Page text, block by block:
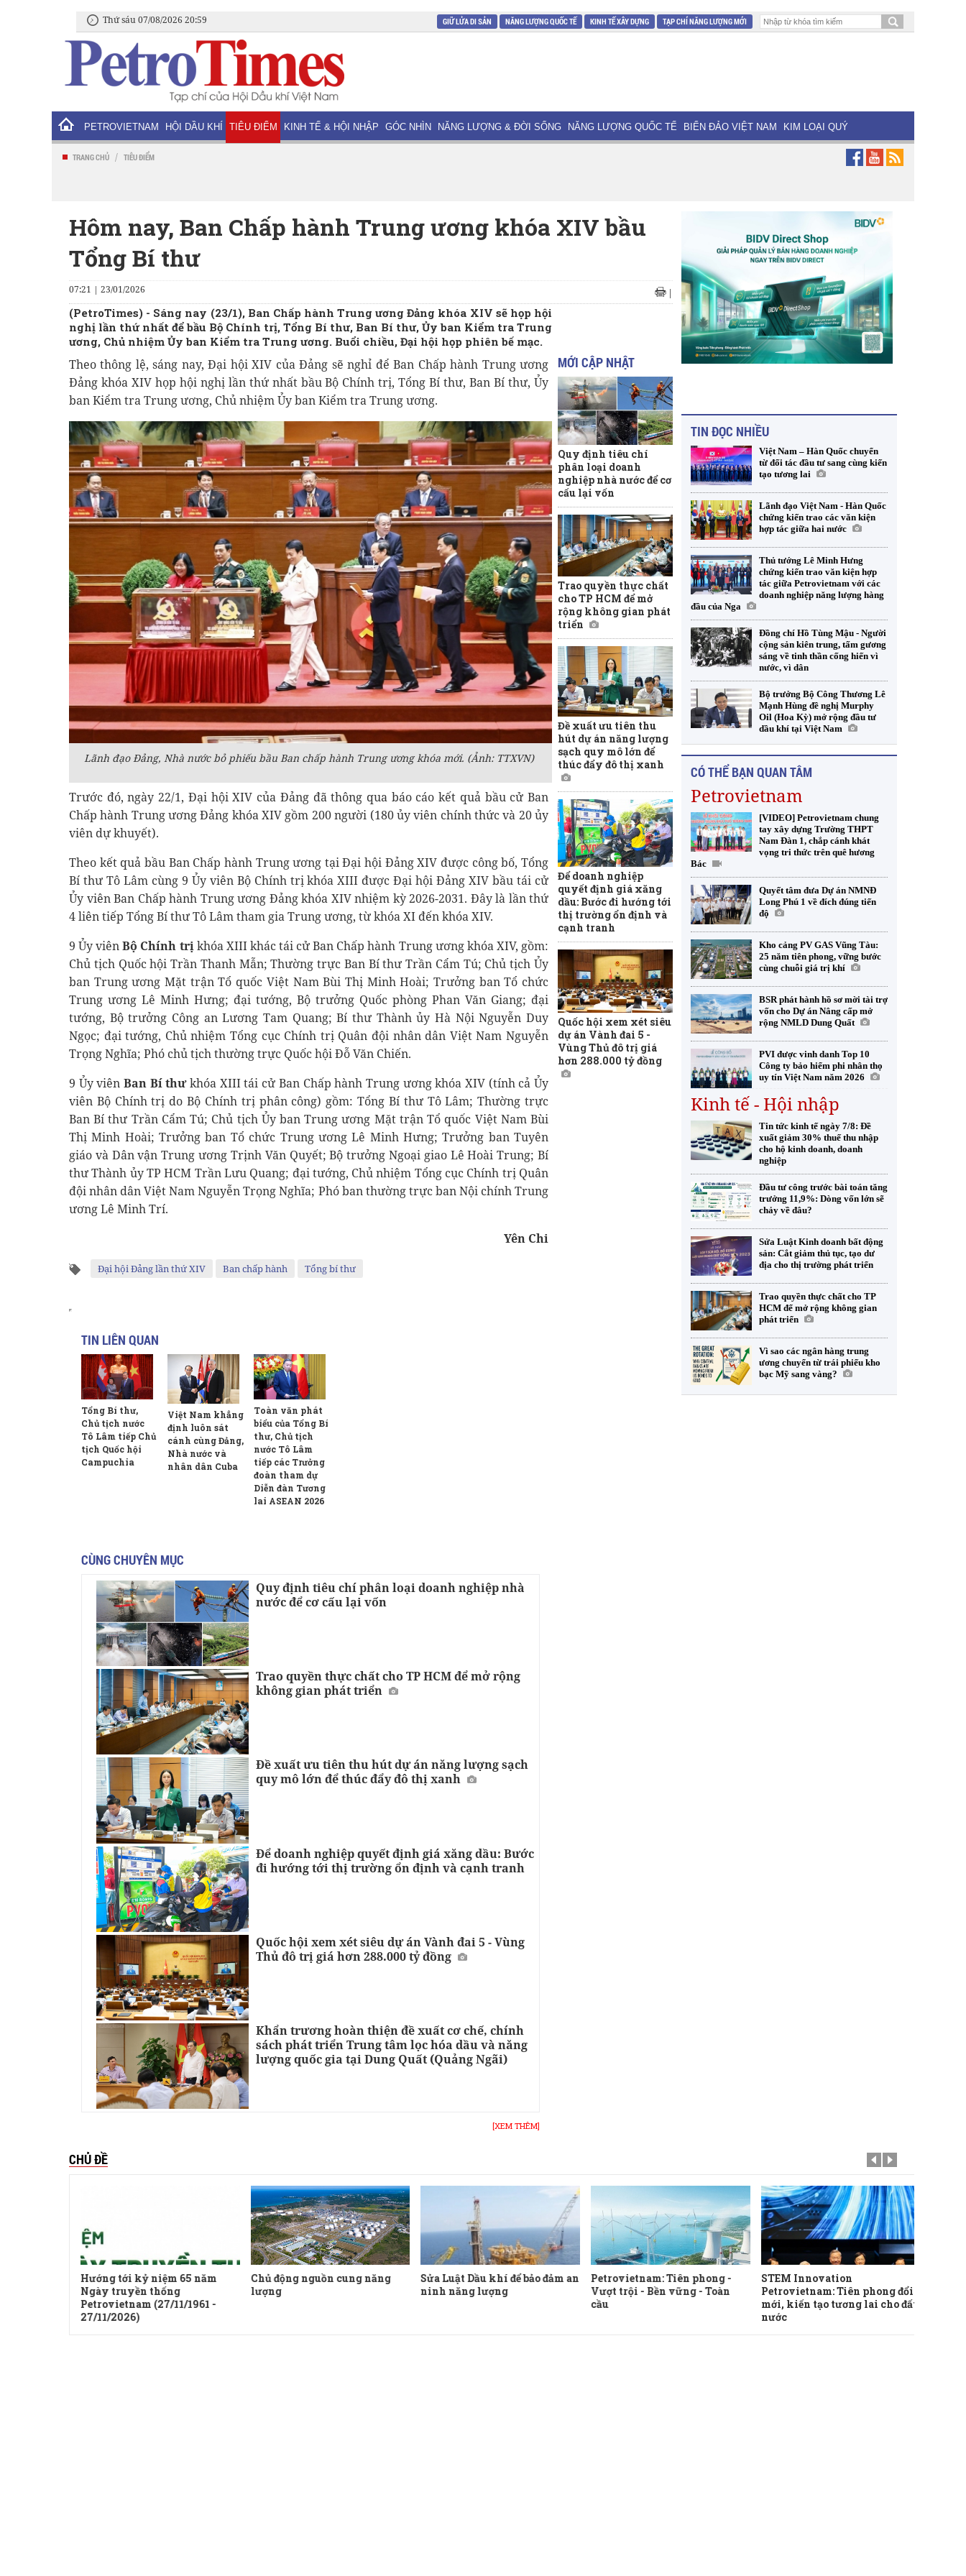
Thứ sáu 07/08/2026 20:59 GIỮ LỬA DI SẢN NĂNG LƯỢNG QUỐC TẾ KINH TẾ XÂY DỰNG TẠP CHÍ NĂNG LƯỢNG MỚI
PETROVIETNAM HỘI DẦU KHÍ TIÊU ĐIỂM KINH TẾ & HỘI NHẬP GÓC NHÌN NĂNG LƯỢNG & ĐỜI SỐNG NĂNG LƯỢNG QUỐC TẾ BIỂN ĐẢO VIỆT NAM KIM LOẠI QUÝ
TRANG CHỦ / TIÊU ĐIỂM
Hôm nay, Ban Chấp hành Trung ương khóa XIV bầu
Tổng Bí thư
07:21 | 23/01/2026 |
(PetroTimes) - Sáng nay (23/1), Ban Chấp hành Trung ương Đảng khóa XIV sẽ họp hội
nghị lần thứ nhất để bầu Bộ Chính trị, Tổng Bí thư, Ban Bí thư, Ủy ban Kiểm tra Trung
ương, Chủ nhiệm Ủy ban Kiểm tra Trung ương. Buổi chiều, Đại hội họp phiên bế mạc.
Theo thông lệ, sáng nay, Đại hội XIV của Đảng sẽ nghỉ để Ban Chấp hành Trung ương
Đảng khóa XIV họp hội nghị lần thứ nhất bầu Bộ Chính trị, Tổng Bí thư, Ban Bí thư, Ủy
ban Kiểm tra Trung ương, Chủ nhiệm Ủy ban Kiểm tra Trung ương.
Lãnh đạo Đảng, Nhà nước bỏ phiếu bầu Ban chấp hành Trung ương khóa mới. (Ảnh: TTXVN)
Trước đó, ngày 22/1, Đại hội XIV của Đảng đã thông qua báo cáo kết quả bầu cử Ban
Chấp hành Trung ương Đảng khóa XIV gồm 200 người (180 ủy viên chính thức và 20 ủy
viên dự khuyết).
Theo kết quả bầu Ban Chấp hành Trung ương tại Đại hội Đảng XIV được công bố, Tổng
Bí thư Tô Lâm cùng 9 Ủy viên Bộ Chính trị khóa XIII được Đại hội Đảng XIV bầu tái cử
Ủy viên Ban Chấp hành Trung ương Đảng khóa XIV nhiệm kỳ 2026-2031. Đây là lần thứ
4 liên tiếp Tổng Bí thư Tô Lâm tham gia Trung ương, từ khóa XI đến khóa XIV.
9 Ủy viênBộ Chính trịkhóa XIII khác tái cử Ban Chấp hành Trung ương khóa XIV, gồm:
Chủ tịch Quốc hội Trần Thanh Mẫn; Thường trực Ban Bí thư Trần Cẩm Tú; Chủ tịch Ủy
ban Trung ương Mặt trận Tổ quốc Việt Nam Bùi Thị Minh Hoài; Trưởng ban Tổ chức
Trung ương Lê Minh Hưng; đại tướng, Bộ trưởng Quốc phòng Phan Văn Giang; đại
tướng, Bộ trưởng Công an Lương Tam Quang; Bí thư Thành ủy Hà Nội Nguyễn Duy
Ngọc; đại tướng, Chủ nhiệm Tổng cục Chính trị Quân đội nhân dân Việt Nam Nguyễn
Trọng Nghĩa; Phó chủ tịch thường trực Quốc hội Đỗ Văn Chiến.
9 Ủy viênBan Bí thưkhóa XIII tái cử Ban Chấp hành Trung ương khóa XIV (tính cả Ủy
viên Bộ Chính trị do Bộ Chính trị phân công) gồm: Tổng Bí thư Tô Lâm; Thường trực
Ban Bí thư Trần Cẩm Tú; Chủ tịch Ủy ban Trung ương Mặt trận Tổ quốc Việt Nam Bùi
Thị Minh Hoài; Trưởng ban Tổ chức Trung ương Lê Minh Hưng; Trưởng ban Tuyên
giáo và Dân vận Trung ương Trịnh Văn Quyết; Bộ trưởng Ngoại giao Lê Hoài Trung; Bí
thư Thành ủy TP HCM Trần Lưu Quang; đại tướng, Chủ nhiệm Tổng cục Chính trị Quân
đội nhân dân Việt Nam Nguyễn Trọng Nghĩa; Phó ban thường trực ban Nội chính Trung
ương Lê Minh Trí.
Yên Chi
Đại hội Đảng lần thứ XIV Ban chấp hành Tổng bí thư
TIN LIÊN QUAN
Tổng Bí thư,
Chủ tịch nước
Tô Lâm tiếp Chủ
tịch Quốc hội
Campuchia
Việt Nam khẳng
định luôn sát
cánh cùng Đảng,
Nhà nước và
nhân dân Cuba
Toàn văn phát
biểu của Tổng Bí
thư, Chủ tịch
nước Tô Lâm
tiếp các Trưởng
đoàn tham dự
Diễn đàn Tương
lai ASEAN 2026
CÙNG CHUYÊN MỤC
Quy định tiêu chí phân loại doanh nghiệp nhà
nước để cơ cấu lại vốn
Trao quyền thực chất cho TP HCM để mở rộng
không gian phát triển
Đề xuất ưu tiên thu hút dự án năng lượng sạch
quy mô lớn để thúc đẩy đô thị xanh
Để doanh nghiệp quyết định giá xăng dầu: Bước
đi hướng tới thị trường ổn định và cạnh tranh
Quốc hội xem xét siêu dự án Vành đai 5 - Vùng
Thủ đô trị giá hơn 288.000 tỷ đồng
Khẩn trương hoàn thiện đề xuất cơ chế, chính
sách phát triển Trung tâm lọc hóa dầu và năng
lượng quốc gia tại Dung Quất (Quảng Ngãi)
[XEM THÊM]
MỚI CẬP NHẬT
Quy định tiêu chí
phân loại doanh
nghiệp nhà nước để cơ
cấu lại vốn
Trao quyền thực chất
cho TP HCM để mở
rộng không gian phát
triển
Đề xuất ưu tiên thu
hút dự án năng lượng
sạch quy mô lớn để
thúc đẩy đô thị xanh
Để doanh nghiệp
quyết định giá xăng
dầu: Bước đi hướng tới
thị trường ổn định và
cạnh tranh
Quốc hội xem xét siêu
dự án Vành đai 5 -
Vùng Thủ đô trị giá
hơn 288.000 tỷ đồng
TIN ĐỌC NHIỀU
Việt Nam – Hàn Quốc chuyển
từ đối tác đầu tư sang cùng kiến
tạo tương lai
Lãnh đạo Việt Nam - Hàn Quốc
chứng kiến trao các văn kiện
hợp tác giữa hai nước
Thủ tướng Lê Minh Hưng
chứng kiến trao văn kiện hợp
tác giữa Petrovietnam với các
doanh nghiệp năng lượng hàng
đầu của Nga
Đồng chí Hồ Tùng Mậu - Người
cộng sản kiên trung, tấm gương
sáng về tinh thần cống hiến vì
nước, vì dân
Bộ trưởng Bộ Công Thương Lê
Mạnh Hùng đề nghị Murphy
Oil (Hoa Kỳ) mở rộng đầu tư
dầu khí tại Việt Nam
CÓ THỂ BẠN QUAN TÂM
Petrovietnam
[VIDEO] Petrovietnam chung
tay xây dựng Trường THPT
Nam Đàn 1, chắp cánh khát
vọng tri thức trên quê hương
Bác
Quyết tâm đưa Dự án NMNĐ
Long Phú 1 về đích đúng tiến
độ
Kho cảng PV GAS Vũng Tàu:
25 năm tiên phong, vững bước
cùng chuỗi giá trị khí
BSR phát hành hồ sơ mời tài trợ
vốn cho Dự án Nâng cấp mở
rộng NMLD Dung Quất
PVI được vinh danh Top 10
Công ty bảo hiểm phi nhân thọ
uy tín Việt Nam năm 2026
Kinh tế - Hội nhập
Tin tức kinh tế ngày 7/8: Đề
xuất giảm 30% thuế thu nhập
cho hộ kinh doanh, doanh
nghiệp
Đầu tư công trước bài toán tăng
trưởng 11,9%: Dòng vốn lớn sẽ
chảy về đâu?
Sửa Luật Kinh doanh bất động
sản: Cắt giảm thủ tục, tạo dư
địa cho thị trường phát triển
Trao quyền thực chất cho TP
HCM để mở rộng không gian
phát triển
Vì sao các ngân hàng trung
ương chuyển từ trái phiếu kho
bạc Mỹ sang vàng?
CHỦ ĐỀ
Hướng tới kỷ niệm 65 năm
Ngày truyền thống
Petrovietnam (27/11/1961 -
27/11/2026)
Chủ động nguồn cung năng
lượng
Sửa Luật Dầu khí để bảo đảm an
ninh năng lượng
Petrovietnam: Tiên phong -
Vượt trội - Bền vững - Toàn
cầu
STEM Innovation
Petrovietnam: Tiên phong đổi
mới, kiến tạo tương lai cho đất
nước